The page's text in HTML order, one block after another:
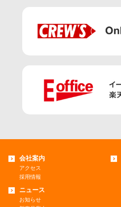
会社案内
アクセス
採用情報
ニュース
お知らせ